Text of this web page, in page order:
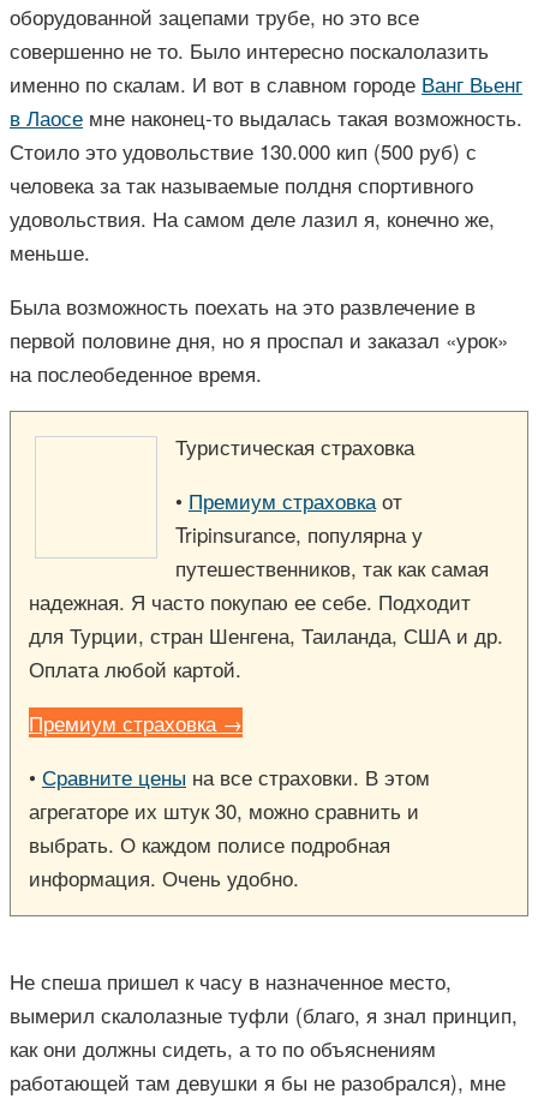
оборудованной зацепами трубе, но это все
совершенно не то. Было интересно поскалолазить
именно по скалам. И вот в славном городе Ванг Вьенг
в Лаосе мне наконец-то выдалась такая возможность.
Стоило это удовольствие 130.000 кип (500 руб) с
человека за так называемые полдня спортивного
удовольствия. На самом деле лазил я, конечно же,
меньше.
Была возможность поехать на это развлечение в
первой половине дня, но я проспал и заказал «урок»
на послеобеденное время.
Туристическая страховка
• Премиум страховкаот
Tripinsurance, популярна у
путешественников, так как самая
надежная. Я часто покупаю ее себе. Подходит
для Турции, стран Шенгена, Таиланда, США и др.
Оплата любой картой.
Премиум страховка →
• Сравните цены на все страховки. В этом
агрегаторе их штук 30, можно сравнить и
выбрать. О каждом полисе подробная
информация. Очень удобно.
Не спеша пришел к часу в назначенное место,
вымерил скалолазные туфли (благо, я знал принцип,
как они должны сидеть, а то по объяснениям
работающей там девушки я бы не разобрался), мне